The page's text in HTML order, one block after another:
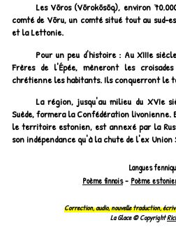
Les Võros (Võrokõsõq), environ
comté de Võru, un comté situé tout au sud-
et la Lettonie.
Pour un peu d'histoire : Au XIIIe
Frères de l'Épée, mèneront les
chrétienne les habitants. Ils conquerront le
La région, jusqu'au milieu du XVIe
Suède, formera la Confédération livonienne.
le territoire estonien, est annexé par la
son indépendance qu'à la chute de l'ex Union
Langues
Poème finnois- Poème
Correction, audio, nouvelle traduction,
La Glace © Copyright